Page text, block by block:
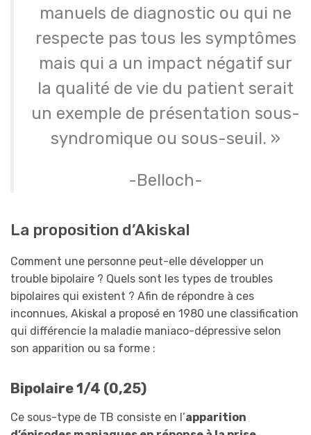
manuels de diagnostic ou qui ne
respecte pas tous les symptômes
mais qui a un impact négatif sur
la qualité de vie du patient serait
un exemple de présentation sous-
syndromique ou sous-seuil. »
-Belloch-
La proposition d’Akiskal
Comment une personne peut-elle développer un
trouble bipolaire ? Quels sont les types de troubles
bipolaires qui existent ? Afin de répondre à ces
inconnues, Akiskal a proposé en 1980 une classification
qui différencie la maladie maniaco-dépressive selon
son apparition ou sa forme :
Bipolaire 1/4 (0,25)
Ce sous-type de TB consiste en l’apparition